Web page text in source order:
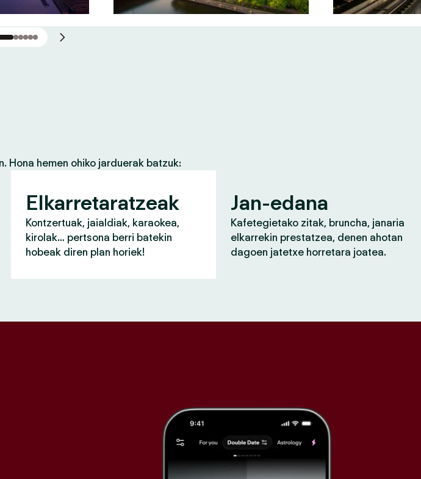
Hona hemen ohiko jarduerak batzuk:
Elkarretaratzeak
Kontzertuak, jaialdiak, karaokea,
kirolak… pertsona berri batekin
hobeak diren plan horiek!
Jan-edana
Kafetegietako zitak, bruncha, janaria
elkarrekin prestatzea, denen ahotan
dagoen jatetxe horretara joatea.